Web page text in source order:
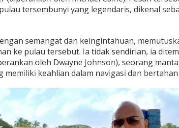
tersembunyi yang legendaris, dikenal
semangat dan keingintahuan,
ke pulau tersebut. Ia tidak sendirian, ia
oleh Dwayne Johnson), seorang
memiliki keahlian dalam navigasi dan